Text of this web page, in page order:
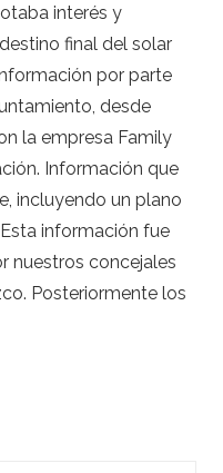
interés y
final del solar
por parte
desde
la empresa Family
Información que
incluyendo un plano
información fue
nuestros concejales
Posteriormente los